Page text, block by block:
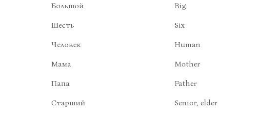
Большой Big
Шесть Six
Человек Human
Мама Mother
Папа Father
Старший Senior, elder